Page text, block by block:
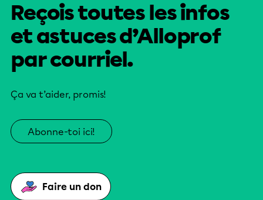
Reçois toutes les infos
et astuces d’Alloprof
par courriel.
Ça va t’aider, promis!
Abonne-toi ici!
Faire un don